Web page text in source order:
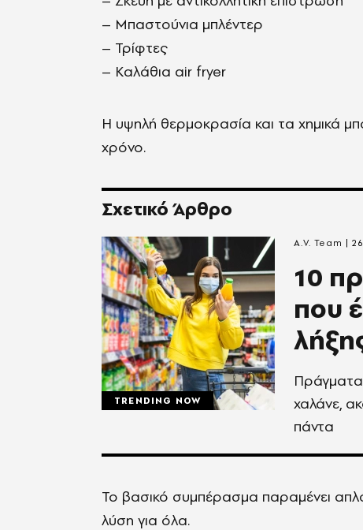
– Μπαστούνια μπλέντερ
– Τρίφτες
– Καλάθια air fryer
Η υψηλή θερμοκρασία και τα χημικά
χρόνο.
Σχετικό Άρθρο
TRENDING NOW
10
που
Πράγματα
χαλάνε,
πάντα
A.V. Team
Το βασικό συμπέρασμα παραμένει
λύση για όλα.